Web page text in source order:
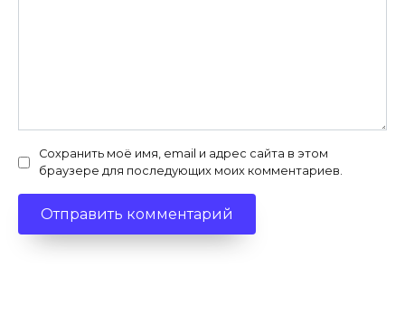
Сохранить моё имя, email и адрес сайта в этом
браузере для последующих моих комментариев.